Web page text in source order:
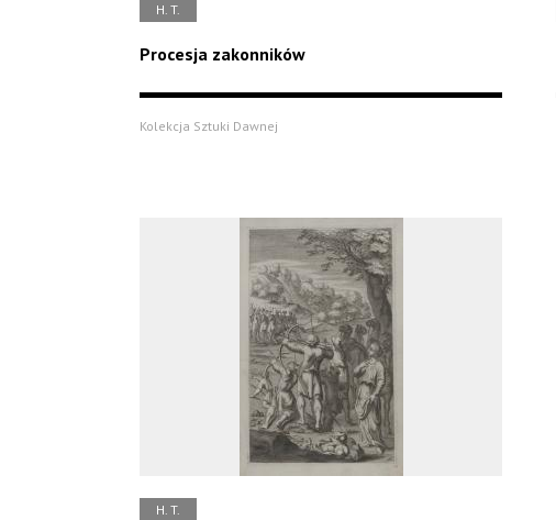
H. T.
Procesja zakonników
Kolekcja Sztuki Dawnej
H. T.